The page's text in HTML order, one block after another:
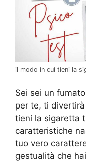
il modo in cui tieni la
Sei sei un
per te, ti
tieni la sigaretta
caratteristiche
tuo vero
gestualità che